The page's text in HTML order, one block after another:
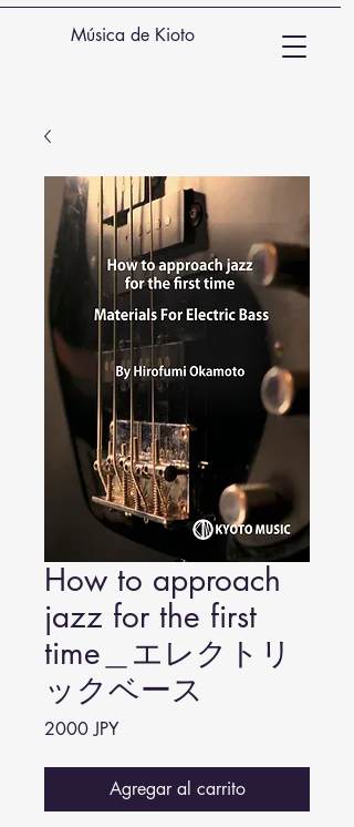
Música de Kioto
How to approach
jazz for the first
time＿エレクトリ
ックベース
2000 JPYPrecio
Agregar al carrito